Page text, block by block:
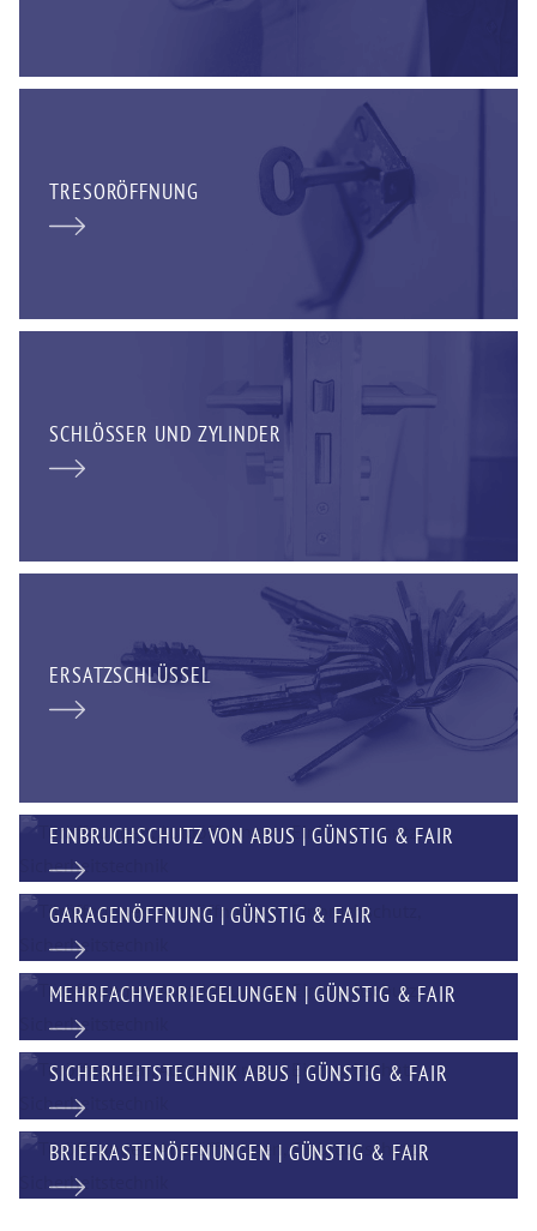
TRESORÖFFNUNG
SCHLÖSSER UND ZYLINDER
ERSATZSCHLÜSSEL
EINBRUCHSCHUTZ VON ABUS | GÜNSTIG & FAIR
GARAGENÖFFNUNG | GÜNSTIG & FAIR
MEHRFACHVERRIEGELUNGEN | GÜNSTIG & FAIR
SICHERHEITSTECHNIK ABUS | GÜNSTIG & FAIR
BRIEFKASTENÖFFNUNGEN | GÜNSTIG & FAIR